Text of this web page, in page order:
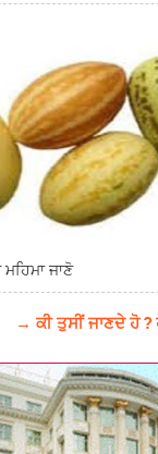
ਜਾਣੋ
→ ਕੀ ਤੁਸੀਂ ਜਾਣਦੇ ਹੋ ?